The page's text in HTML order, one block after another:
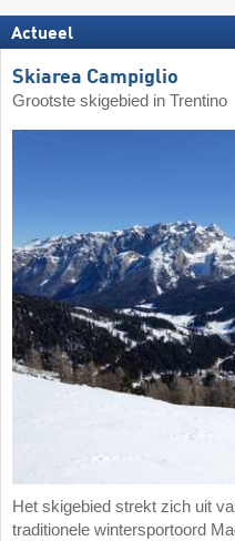
Actueel
Skiarea Campiglio
Grootste skigebied in Trentino
Het skigebied strekt zich uit
traditionele wintersportoord